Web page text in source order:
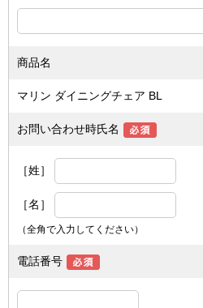
商品名
マリン ダイニングチェア BL
お問い合わせ時氏名
［姓］
［名］
（全角で入力してください）
電話番号